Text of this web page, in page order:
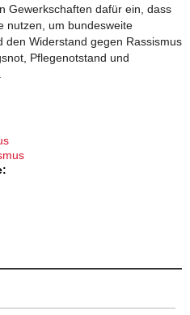
Gewerkschaften dafür ein, dass
nutzen, um bundesweite
den Widerstand gegen Rassismus
Pflegenotstand und